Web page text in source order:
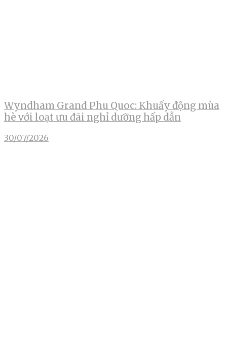
Wyndham Grand Phu Quoc: Khuấy động mùa
hè với loạt ưu đãi nghỉ dưỡng hấp dẫn
30/07/2026